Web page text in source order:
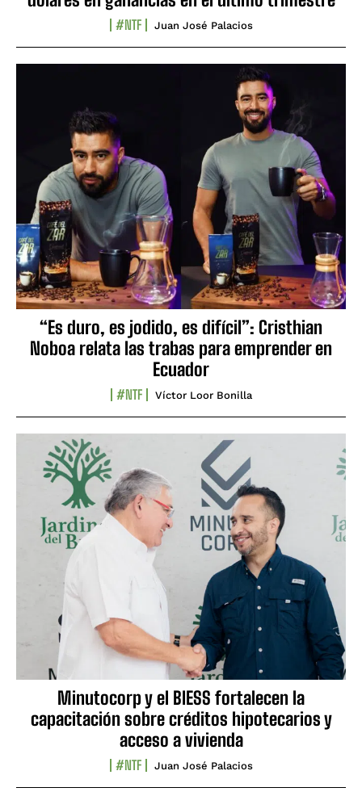
#NTF Juan José Palacios
“Es duro, es jodido, es difícil”: Cristhian
Noboa relata las trabas para emprender en
Ecuador
#NTF Víctor Loor Bonilla
Minutocorp y el BIESS fortalecen la
capacitación sobre créditos hipotecarios y
acceso a vivienda
#NTF Juan José Palacios